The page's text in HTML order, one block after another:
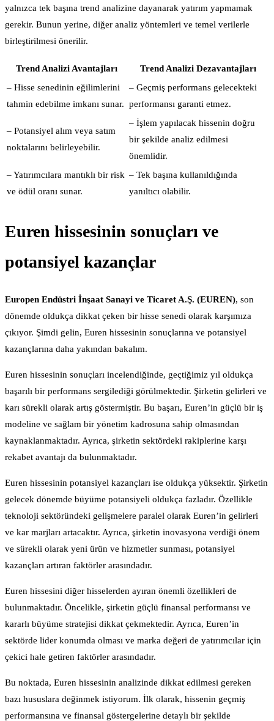
yalnızca tek başına trend analizine dayanarak yatırım yapmamak
gerekir. Bunun yerine, diğer analiz yöntemleri ve temel verilerle
birleştirilmesi önerilir.
Trend Analizi Avantajları
Trend Analizi Dezavantajları
– Hisse senedinin eğilimlerini
tahmin edebilme imkanı sunar.
– Geçmiş performans gelecekteki
performansı garanti etmez.
– Potansiyel alım veya satım
noktalarını belirleyebilir.
– İşlem yapılacak hissenin doğru
bir şekilde analiz edilmesi
önemlidir.
– Yatırımcılara mantıklı bir risk
ve ödül oranı sunar.
– Tek başına kullanıldığında
yanıltıcı olabilir.
Euren hissesinin sonuçları ve
potansiyel kazançlar
Europen Endüstri İnşaat Sanayi ve Ticaret A.Ş. (EUREN), son
dönemde oldukça dikkat çeken bir hisse senedi olarak karşımıza
çıkıyor. Şimdi gelin, Euren hissesinin sonuçlarına ve potansiyel
kazançlarına daha yakından bakalım.
Euren hissesinin sonuçları incelendiğinde, geçtiğimiz yıl oldukça
başarılı bir performans sergilediği görülmektedir. Şirketin gelirleri ve
karı sürekli olarak artış göstermiştir. Bu başarı, Euren’in güçlü bir iş
modeline ve sağlam bir yönetim kadrosuna sahip olmasından
kaynaklanmaktadır. Ayrıca, şirketin sektördeki rakiplerine karşı
rekabet avantajı da bulunmaktadır.
Euren hissesinin potansiyel kazançları ise oldukça yüksektir. Şirketin
gelecek dönemde büyüme potansiyeli oldukça fazladır. Özellikle
teknoloji sektöründeki gelişmelere paralel olarak Euren’in gelirleri
ve kar marjları artacaktır. Ayrıca, şirketin inovasyona verdiği önem
ve sürekli olarak yeni ürün ve hizmetler sunması, potansiyel
kazançları artıran faktörler arasındadır.
Euren hissesini diğer hisselerden ayıran önemli özellikleri de
bulunmaktadır. Öncelikle, şirketin güçlü finansal performansı ve
kararlı büyüme stratejisi dikkat çekmektedir. Ayrıca, Euren’in
sektörde lider konumda olması ve marka değeri de yatırımcılar için
çekici hale getiren faktörler arasındadır.
Bu noktada, Euren hissesinin analizinde dikkat edilmesi gereken
bazı hususlara değinmek istiyorum. İlk olarak, hissenin geçmiş
performansına ve finansal göstergelerine detaylı bir şekilde